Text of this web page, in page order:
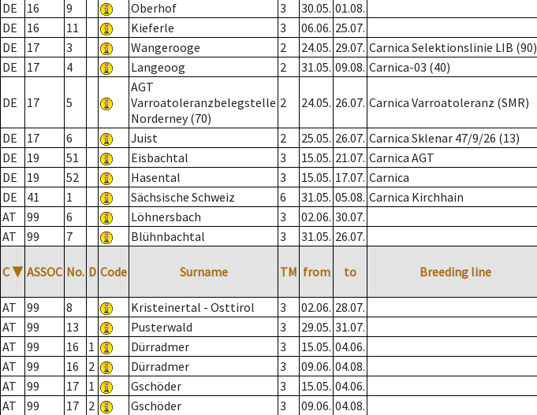
DE
16 9 Oberhof 3 30.05. 01.08.
DE
16 11 Kieferle 3 06.06. 25.07.
DE
17 3 Wangerooge 2 24.05. 29.07. Carnica Selektionslinie LIB (90)
DE
17 4 Langeoog 2 31.05. 09.08. Carnica-03 (40)
DE 17 5
AGT
Varroatoleranzbelegstelle
Norderney (70)
2 24.05. 26.07. Carnica Varroatoleranz (SMR)
DE 17 6 Juist 2 25.05. 26.07. Carnica Sklenar 47/9/26 (13)
DE
19 51 Eisbachtal 3 15.05. 21.07. Carnica AGT
DE
19 52 Hasental 3 15.05. 17.07. Carnica
DE
41 1 Sächsische Schweiz 6 31.05. 05.08. Carnica Kirchhain
AT
99 6 Löhnersbach 3 02.06. 30.07.
AT
99 7 Blühnbachtal 3 31.05. 26.07.
C ▼ ASSOC No. D Code Surname TM from to Breeding line
AT
99 8 Kristeinertal - Osttirol 3 02.06. 28.07.
AT
99 13 Pusterwald 3 29.05. 31.07.
AT
99 16 1 Dürradmer 3 15.05. 04.06.
AT
99 16 2 Dürradmer 3 09.06. 04.08.
AT
99 17 1 Gschöder 3 15.05. 04.06.
AT
99 17 2 Gschöder 3 09.06. 04.08.